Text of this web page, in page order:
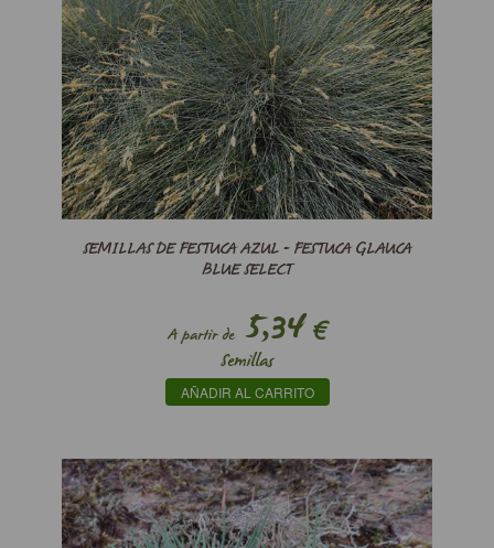
SEMILLAS DE FESTUCA AZUL - FESTUCA GLAUCA
BLUE SELECT
A partir de5,34€
Semillas
AÑADIR AL CARRITO